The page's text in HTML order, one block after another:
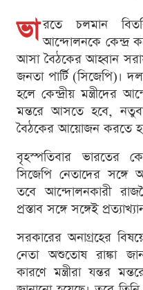
ভা রতে চলমান
আন্দোলনকে কেন্দ্র
আসা বৈঠকের আহ্বান
জনতা পার্টি (সিজেপি)।
হলে কেন্দ্রীয় মন্ত্রীদের
মন্তরে আসতে হবে,
বৈঠকের আয়োজন করতে
বৃহস্পতিবার ভারতের
সিজেপি নেতাদের সঙ্গে
তবে আন্দোলনকারী
প্রস্তাব সঙ্গে সঙ্গেই
সরকারের অনাগ্রহের
নেতা অশুতোষ রাঙ্কা
কারণে মন্ত্রীরা যন্তর